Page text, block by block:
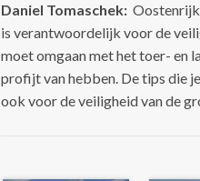
Daniel Tomaschek:
is verantwoordelijk voor de
moet omgaan met het toer- en
profijt van hebben. De tips die
ook voor de veiligheid van de